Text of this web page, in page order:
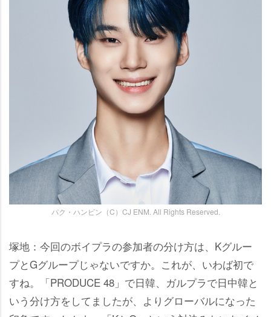
パク・ハンビン（C）CJ ENM. All Rights Reserved.
塚地：今回のボイプラの参加者の分け方は、Kグルー
プとGグループじゃないですか。これが、いわば初で
すね。「PRODUCE 48」で日韓、ガルプラで日中韓と
いう分け方をしてましたが、よりグローバルになった